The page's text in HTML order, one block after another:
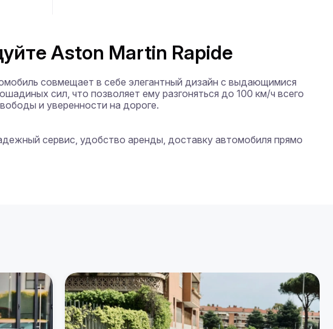
Aston Martin Rapide
совмещает в себе элегантный дизайн с выдающимися
сил, что позволяет ему разгоняться до 100 км/ч всего
и уверенности на дороге.
сервис, удобство аренды, доставку автомобиля прямо